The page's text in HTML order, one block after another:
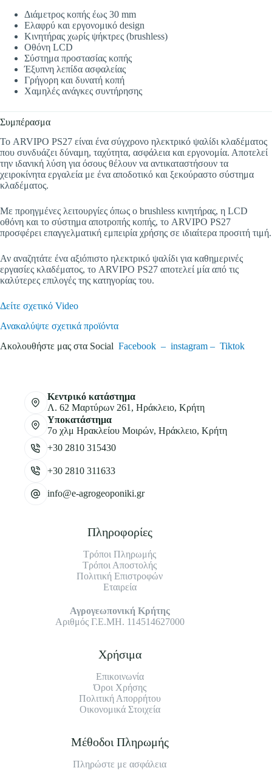
Διάμετρος κοπής έως 30 mm
Ελαφρύ και εργονομικό design
Κινητήρας χωρίς ψήκτρες (brushless)
Οθόνη LCD
Σύστημα προστασίας κοπής
Έξυπνη λεπίδα ασφαλείας
Γρήγορη και δυνατή κοπή
Χαμηλές ανάγκες συντήρησης
Συμπέρασμα
Το ARVIPO PS27 είναι ένα σύγχρονο ηλεκτρικό ψαλίδι κλαδέματος
που συνδυάζει δύναμη, ταχύτητα, ασφάλεια και εργονομία. Αποτελεί
την ιδανική λύση για όσους θέλουν να αντικαταστήσουν τα
χειροκίνητα εργαλεία με ένα αποδοτικό και ξεκούραστο σύστημα
κλαδέματος.
Με προηγμένες λειτουργίες όπως ο brushless κινητήρας, η LCD
οθόνη και το σύστημα αποτροπής κοπής, το ARVIPO PS27
προσφέρει επαγγελματική εμπειρία χρήσης σε ιδιαίτερα προσιτή τιμή.
Αν αναζητάτε ένα αξιόπιστο ηλεκτρικό ψαλίδι για καθημερινές
εργασίες κλαδέματος, το ARVIPO PS27 αποτελεί μία από τις
καλύτερες επιλογές της κατηγορίας του.
Δείτε σχετικό Video
Ανακαλύψτε σχετικά προϊόντα
Ακολουθήστε μας στα Social Facebook – instagram – Tiktok
Κεντρικό κατάστημα
Λ. 62 Μαρτύρων 261, Ηράκλειο, Κρήτη
Υποκατάστημα
7ο χλμ Ηρακλείου Μοιρών, Ηράκλειο, Κρήτη
+30 2810 315430
+30 2810 311633
info@e-agrogeoponiki.gr
Πληροφορίες
Τρόποι Πληρωμής
Τρόποι Αποστολής
Πολιτική Επιστροφών
Εταιρεία
Αγρογεωπονική Κρήτης
Αριθμός Γ.Ε.ΜΗ. 114514627000
Χρήσιμα
Επικοινωνία
Όροι Χρήσης
Πολιτική Απορρήτου
Οικονομικά Στοιχεία
Μέθοδοι Πληρωμής
Πληρώστε με ασφάλεια